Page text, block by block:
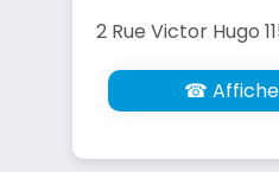
2 Rue Victor Hugo
☎